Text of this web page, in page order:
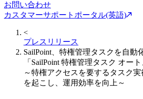
お問い合わせ
カスタマーサポートポータル(英語)
<
プレスリリース
SailPoint、特権管理タスクを自動
「SailPoint 特権管理タスク オー
～特権アクセスを要するタスク
を起こし、運用効率を向上～